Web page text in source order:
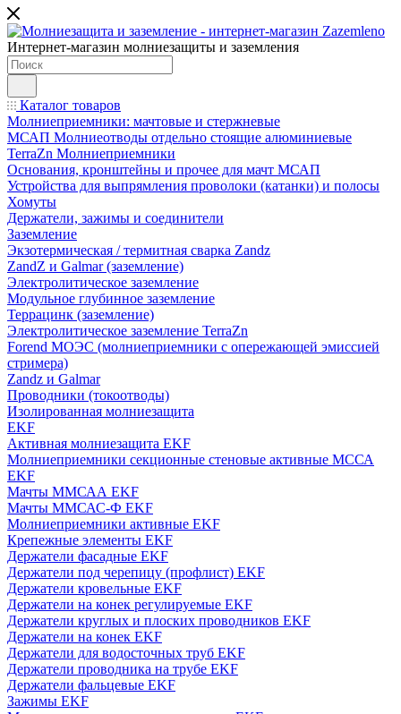
Интернет-магазин молниезащиты и заземления
Каталог товаров
Молниеприемники: мачтовые и стержневые
МСАП Молниеотводы отдельно стоящие алюминиевые
TerraZn Молниеприемники
Основания, кронштейны и прочее для мачт МСАП
Устройства для выпрямления проволоки (катанки) и полосы
Хомуты
Держатели, зажимы и соединители
Заземление
Экзотермическая / термитная сварка Zandz
ZandZ и Galmar (заземление)
Электролитическое заземление
Модульное глубинное заземление
Террацинк (заземление)
Электролитическое заземление TerraZn
Forend МОЭС (молниеприемники с опережающей эмиссией
стримера)
Zandz и Galmar
Проводники (токоотводы)
Изолированная молниезащита
EKF
Активная молниезащита EKF
Молниеприемники секционные стеновые активные МССА
EKF
Мачты ММСАА EKF
Мачты ММСАС-Ф EKF
Молниеприемники активные EKF
Крепежные элементы EKF
Держатели фасадные EKF
Держатели под черепицу (профлист) EKF
Держатели кровельные EKF
Держатели на конек регулируемые EKF
Держатели круглых и плоских проводников EKF
Держатели на конек EKF
Держатели для водосточных труб EKF
Держатели проводника на трубе EKF
Держатели фальцевые EKF
Зажимы EKF